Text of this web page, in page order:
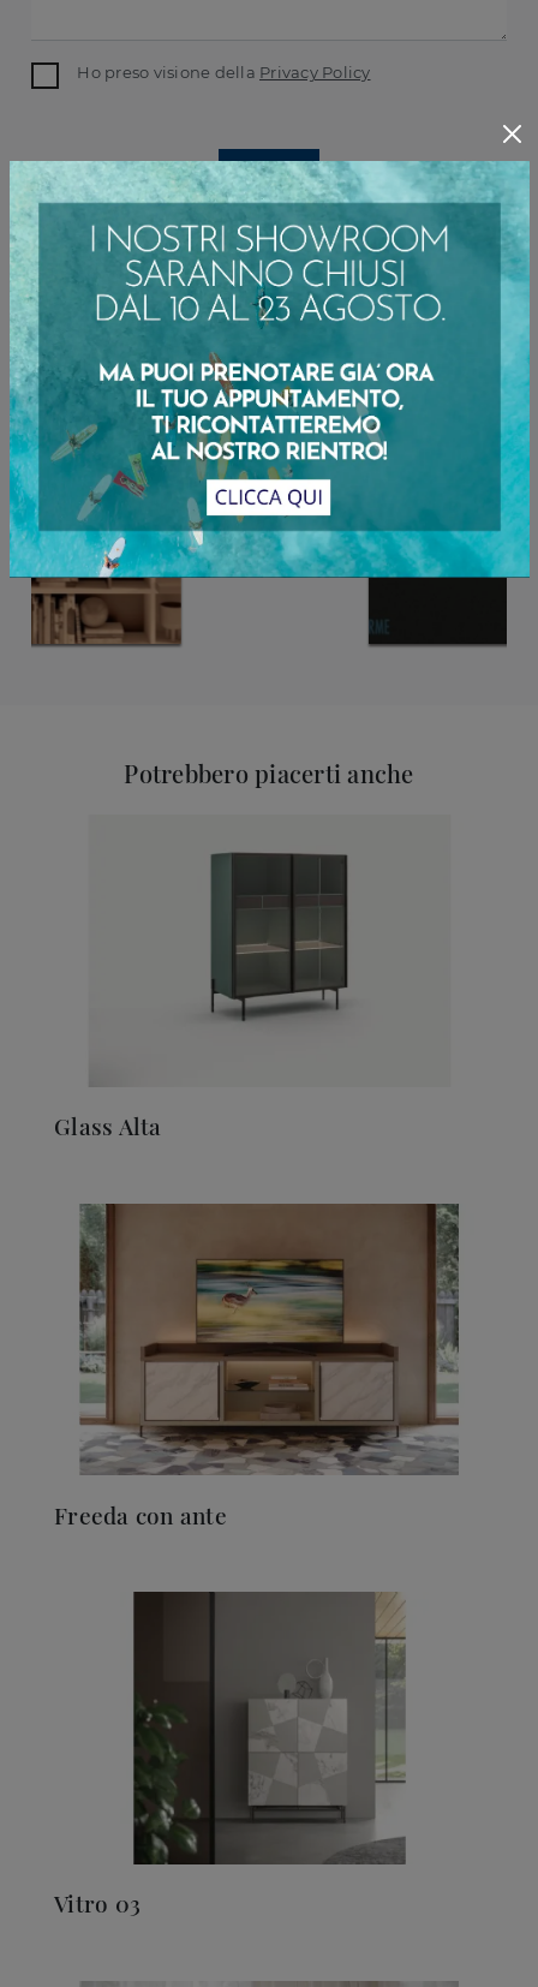
Sfoglia i cataloghi
Ho preso visione della Privacy Policy
INVIA
Potrebbero piacerti anche
Glass Alta
Freeda con ante
Vitro 03